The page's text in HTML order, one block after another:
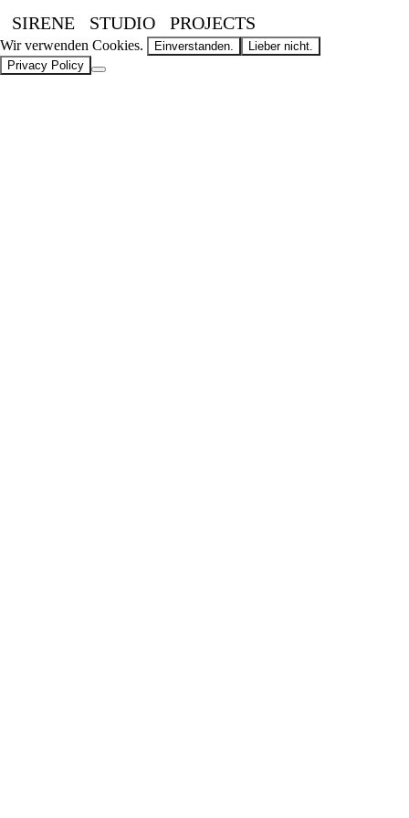
SIRENE STUDIO PROJECTS
Wir verwenden Cookies. Einverstanden.
Lieber nicht.
Privacy Policy